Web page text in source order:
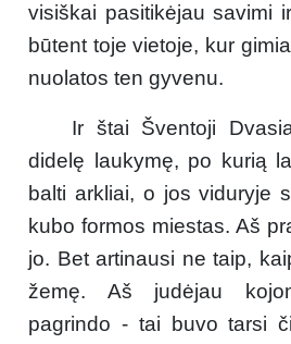
visiškai pasitikėjau savimi
būtent toje vietoje, kur
nuolatos ten gyvenu.
Ir štai Šventoji
didelę laukymę, po kurią
balti arkliai, o jos viduryje
kubo formos miestas. Aš
jo. Bet artinausi ne taip,
žemę. Aš judėjau
pagrindo - tai buvo tarsi